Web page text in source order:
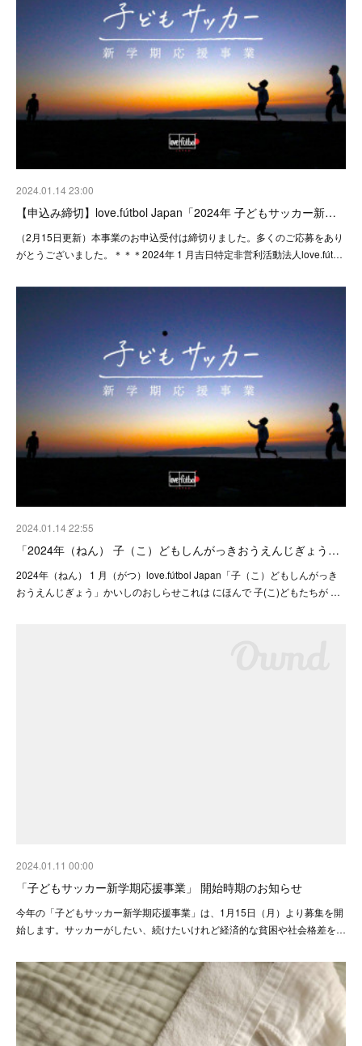
2024.01.14 23:00
【申込み締切】love.fútbol Japan「2024年 子どもサッカー新…
（2月15日更新）本事業のお申込受付は締切りました。多くのご応募をあり
がとうございました。＊＊＊2024年 1 月吉日特定非営利活動法人love.fút…
2024.01.14 22:55
「2024年（ねん） 子（こ）どもしんがっきおうえんじぎょう…
2024年（ねん） 1 月（がつ）love.fútbol Japan「子（こ）どもしんがっき
おうえんじぎょう」かいしのおしらせこれは にほんで 子(こ)どもたちが …
2024.01.11 00:00
「子どもサッカー新学期応援事業」 開始時期のお知らせ
今年の「子どもサッカー新学期応援事業」は、1月15日（月）より募集を開
始します。サッカーがしたい、続けたいけれど経済的な貧困や社会格差を…